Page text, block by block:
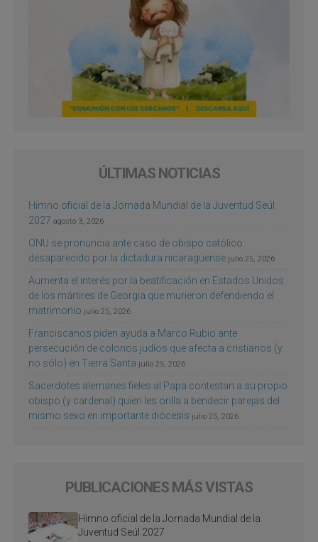
ÚLTIMAS NOTICIAS
Himno oficial de la Jornada Mundial de la Juventud Seúl
2027 agosto 3, 2026
ONU se pronuncia ante caso de obispo católico
desaparecido por la dictadura nicaragüense julio 25, 2026
Aumenta el interés por la beatificación en Estados Unidos
de los mártires de Georgia que murieron defendiendo el
matrimonio julio 25, 2026
Franciscanos piden ayuda a Marco Rubio ante
persecución de colonos judíos que afecta a cristianos (y
no sólo) en Tierra Santa julio 25, 2026
Sacerdotes alemanes fieles al Papa contestan a su propio
obispo (y cardenal) quien les orilla a bendecir parejas del
mismo sexo en importante diócesis julio 25, 2026
PUBLICACIONES MÁS VISTAS
Himno oficial de la Jornada Mundial de la
Juventud Seúl 2027